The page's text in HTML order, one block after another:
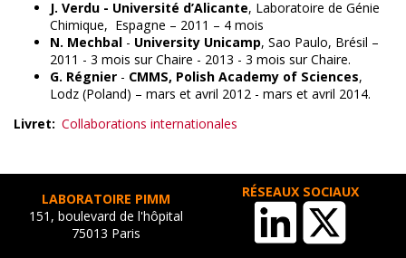
J. Verdu - Université d’Alicante, Laboratoire de Génie
Chimique, Espagne – 2011 – 4 mois
N. Mechbal - University Unicamp, Sao Paulo, Brésil –
2011 - 3 mois sur Chaire - 2013 - 3 mois sur Chaire.
G. Régnier - CMMS, Polish Academy of Sciences,
Lodz (Poland) – mars et avril 2012 - mars et avril 2014.
Livret
Collaborations internationales
LABORATOIRE PIMM
151, boulevard de l'hôpital
75013 Paris
RÉSEAUX SOCIAUX